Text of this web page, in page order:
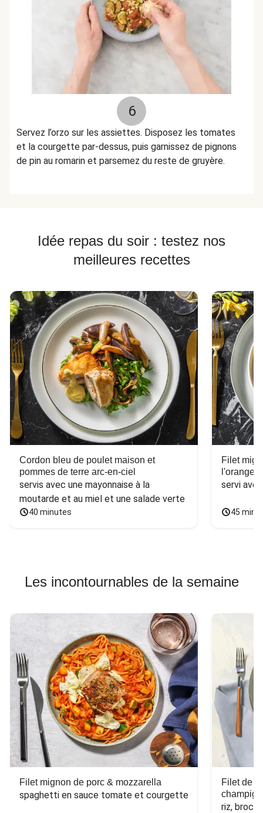
6
Servez l’orzo sur les assiettes. Disposez les tomates
et la courgette par-dessus, puis garnissez de pignons
de pin au romarin et parsemez du reste de gruyère.
Idée repas du soir : testez nos
meilleures recettes
Cordon bleu de poulet maison et
pommes de terre arc-en-ciel
servis avec une mayonnaise à la
moutarde et au miel et une salade verte
40 minutes
Filet
l'orange
servi
45
Les incontournables de la semaine
Filet mignon de porc & mozzarella
spaghetti en sauce tomate et courgette
Filet de
riz,